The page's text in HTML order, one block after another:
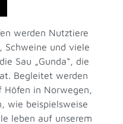
werden Nutztiere
Schweine und viele
Sau „Gunda“, die
Begleitet werden
Höfen in Norwegen,
wie beispielsweise
leben auf unserem